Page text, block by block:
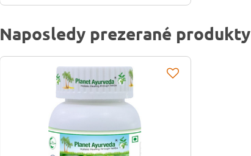
Naposledy prezerané produkty